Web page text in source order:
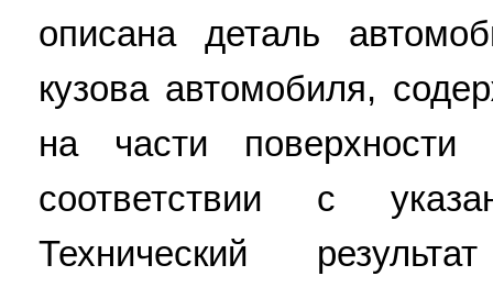
описана деталь
кузова автомобиля,
на части поверхности
соответствии с
Технический